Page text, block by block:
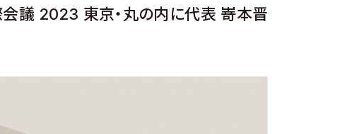
会議 2023 東京・丸の内に代表 嵜本晋